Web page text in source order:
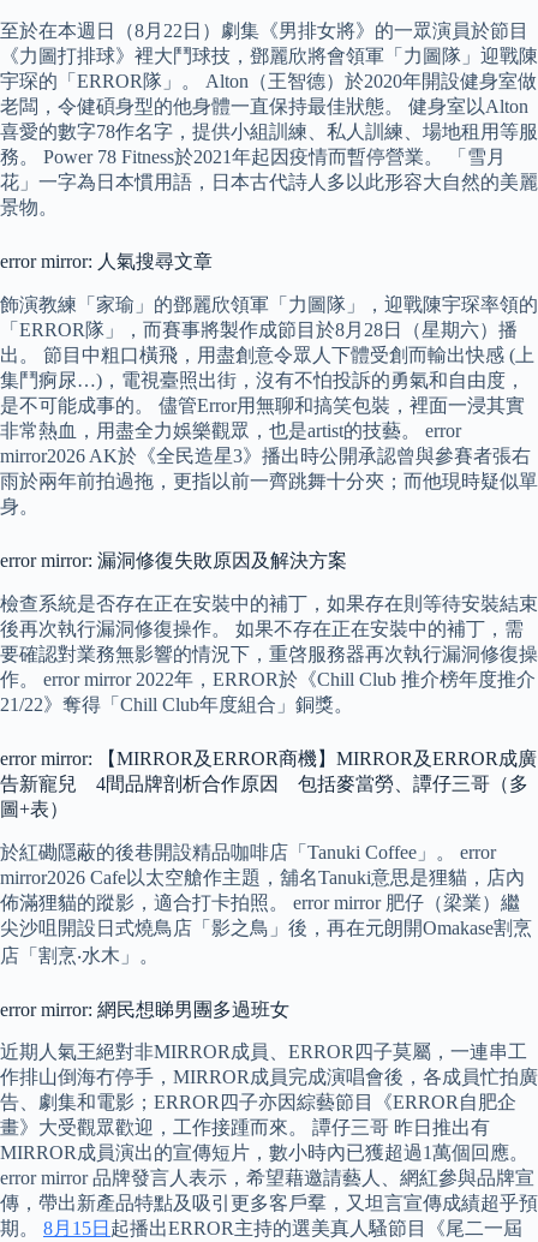
至於在本週日（8月22日）劇集《男排女將》的一眾演員於節目
《力圖打排球》裡大鬥球技，鄧麗欣將會領軍「力圖隊」迎戰陳
宇琛的「ERROR隊」。 Alton（王智德）於2020年開設健身室做
老闆，令健碩身型的他身體一直保持最佳狀態。 健身室以Alton
喜愛的數字78作名字，提供小組訓練、私人訓練、場地租用等服
務。 Power 78 Fitness於2021年起因疫情而暫停營業。 「雪月
花」一字為日本慣用語，日本古代詩人多以此形容大自然的美麗
景物。
error mirror: 人氣搜尋文章
飾演教練「家瑜」的鄧麗欣領軍「力圖隊」，迎戰陳宇琛率領的
「ERROR隊」，而賽事將製作成節目於8月28日（星期六）播
出。 節目中粗口橫飛，用盡創意令眾人下體受創而輸出快感 (上
集鬥痾尿…)，電視臺照出街，沒有不怕投訴的勇氣和自由度，
是不可能成事的。 儘管Error用無聊和搞笑包裝，裡面一浸其實
非常熱血，用盡全力娛樂觀眾，也是artist的技藝。 error
mirror2026 AK於《全民造星3》播出時公開承認曾與參賽者張右
雨於兩年前拍過拖，更指以前一齊跳舞十分夾；而他現時疑似單
身。
error mirror: 漏洞修復失敗原因及解決方案
檢查系統是否存在正在安裝中的補丁，如果存在則等待安裝結束
後再次執行漏洞修復操作。 如果不存在正在安裝中的補丁，需
要確認對業務無影響的情況下，重啓服務器再次執行漏洞修復操
作。 error mirror 2022年，ERROR於《Chill Club 推介榜年度推介
21/22》奪得「Chill Club年度組合」銅獎。
error mirror: 【MIRROR及ERROR商機】MIRROR及ERROR成廣
告新寵兒 4間品牌剖析合作原因 包括麥當勞、譚仔三哥（多
圖+表）
於紅磡隱蔽的後巷開設精品咖啡店「Tanuki Coffee」。 error
mirror2026 Cafe以太空艙作主題，舖名Tanuki意思是狸貓，店內
佈滿狸貓的蹤影，適合打卡拍照。 error mirror 肥仔（梁業）繼
尖沙咀開設日式燒鳥店「影之鳥」後，再在元朗開Omakase割烹
店「割烹‧水木」。
error mirror: 網民想睇男團多過班女
近期人氣王絕對非MIRROR成員、ERROR四子莫屬，一連串工
作排山倒海冇停手，MIRROR成員完成演唱會後，各成員忙拍廣
告、劇集和電影；ERROR四子亦因綜藝節目《ERROR自肥企
畫》大受觀眾歡迎，工作接踵而來。 譚仔三哥 昨日推出有
MIRROR成員演出的宣傳短片，數小時內已獲超過1萬個回應。
error mirror 品牌發言人表示，希望藉邀請藝人、網紅參與品牌宣
傳，帶出新產品特點及吸引更多客戶羣，又坦言宣傳成績超乎預
期。 8月15日 起播出ERROR主持的選美真人騷節目《尾二一屆